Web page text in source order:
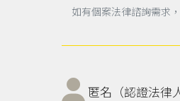
如有個案法律諮詢需求
匿名（認證法律人